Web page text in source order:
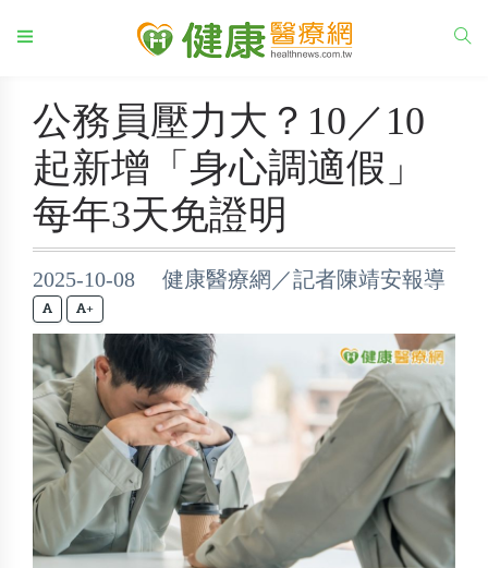
公務員壓力大？10／10
起新增「身心調適假」
每年3天免證明
2025-10-08 健康醫療網／記者陳靖安報導
+